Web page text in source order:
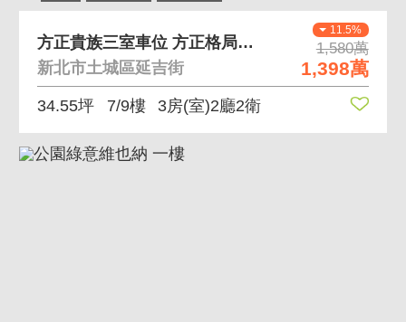
11.5%
1,580萬
1,398萬
方正貴族三室車位 方正格局、採買機能佳
新北市土城區延吉街
34.55坪 7/9樓 3房(室)2廳2衛